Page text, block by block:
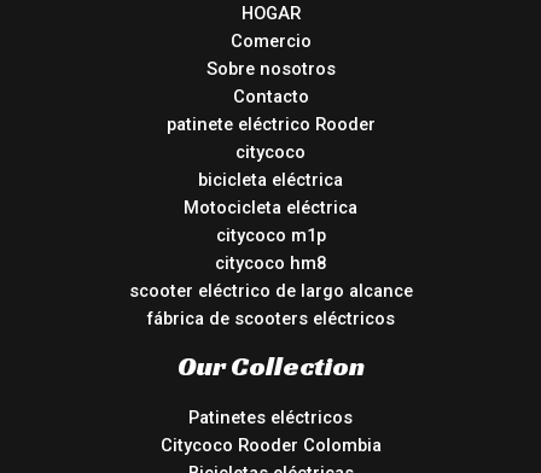
HOGAR
Comercio
Sobre nosotros
Contacto
patinete eléctrico Rooder
citycoco
bicicleta eléctrica
Motocicleta eléctrica
citycoco m1p
citycoco hm8
scooter eléctrico de largo alcance
fábrica de scooters eléctricos
Our Collection
Patinetes eléctricos
Citycoco Rooder Colombia